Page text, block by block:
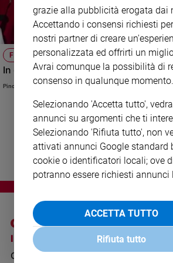
Ambiente
Volontariato
Diritti
Aziende
di
settimana
Migranti
Diversità
Costume
Cultura
spettacoli
FEDE E SPIRITUALITÀ
In che senso, per il Papa, la Chiesa è
Pino Lorizio
I SITI SAN PAOLO
GRUPPO EDITORIALE
NOTE
grazie alla pubblicità erogata dai
Accettando i consensi richiesti
nostri partner di creare
personalizzata ed offrirti un
Avrai comunque la possibilità di
consenso in qualunque momento.
Selezionando 'Accetta tutto',
annunci su argomenti che ti
Selezionando 'Rifiuta tutto', non
attivati annunci Google standard
cookie o identificatori locali; ove
potranno essere richiesti
ACCETTA TUTTO
Rifiuta tutto